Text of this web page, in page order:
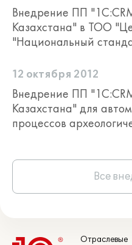
Внедрение ПП
Казахстана" в ТОО
"Национальный
12 октября 2012
Внедрение ПП
Казахстана" для
процессов
Все
Отраслевые